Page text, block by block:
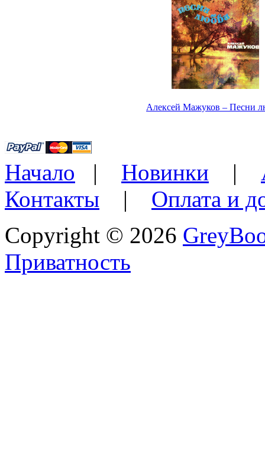
Алексей Мажуков – Песни
Начало | Новинки |
Контакты | Оплата и
Copyright © 2026
Приватность